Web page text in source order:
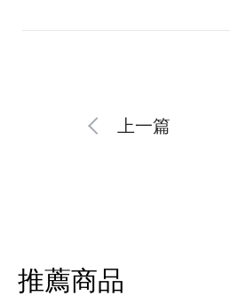
上一篇
推薦商品